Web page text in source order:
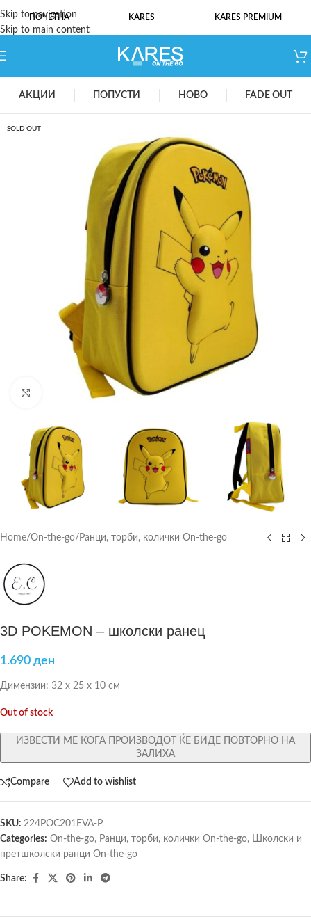
Skip to navigation
Skip to main content
ПОЧЕТНА KARES KARES PREMIUM
АКЦИИ ПОПУСТИ НОВО FADE OUT
SOLD OUT
Click to enlarge
Home/On-the-go/ Ранци, торби, колички On-the-go
3D POKEMON – школски ранец
1.690 ден
Димензии: 32 х 25 х 10 см
Out of stock
ИЗВЕСТИ МЕ КОГА ПРОИЗВОДОТ ЌЕ БИДЕ ПОВТОРНО НА
ЗАЛИХА
Compare Add to wishlist
SKU: 224POC201EVA-P
Categories: On-the-go, Ранци, торби, колички On-the-go, Школски и
претшколски ранци On-the-go
Share: